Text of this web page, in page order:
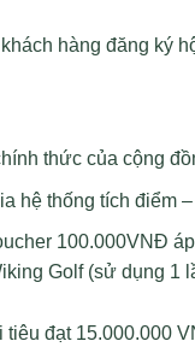
hàng đăng ký
thức của cộng
hệ thống tích điểm
100.000VNĐ
Golf (sử dụng 1
tiêu đạt 15.000.000